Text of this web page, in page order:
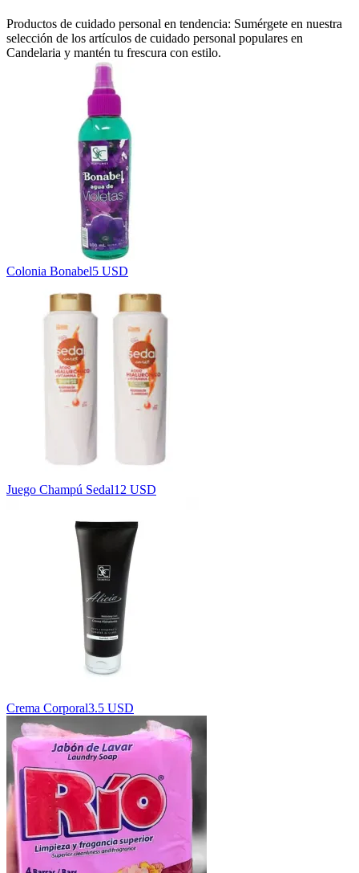
Productos de cuidado personal en tendencia: Sumérgete en nuestra
selección de los artículos de cuidado personal populares en
Candelaria y mantén tu frescura con estilo.
Colonia Bonabel5 USD
Juego Champú Sedal12 USD
Crema Corporal3.5 USD